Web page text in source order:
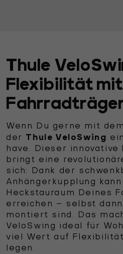
Thule
Flexibilität
Wenn Du gerne mit
der Thule VeloSwing
have. Dieser
bringt eine
sich: Dank der
Anhängerkupplung
Heckstauraum Deines
erreichen – selbst
montiert sind. Das
VeloSwing ideal für
viel Wert auf
legen.